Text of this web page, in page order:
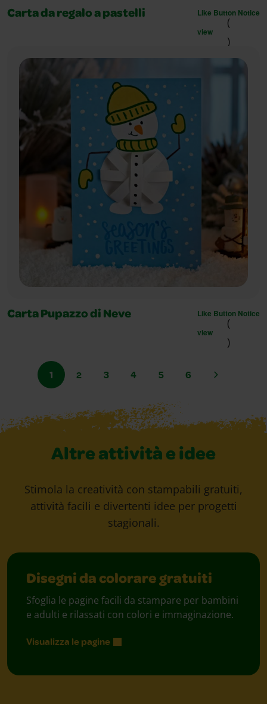
Carta da regalo a pastelli Like Button Notice
(
view
)
Carta Pupazzo di Neve Like Button Notice
(
view
)
1 2 3 4 5 6
Altre attività e idee
Stimola la creatività con stampabili gratuiti,
attività facili e divertenti idee per progetti
stagionali.
Disegni da colorare gratuiti
Sfoglia le pagine facili da stampare per bambini
e adulti e rilassati con colori e immaginazione.
Visualizza le pagine